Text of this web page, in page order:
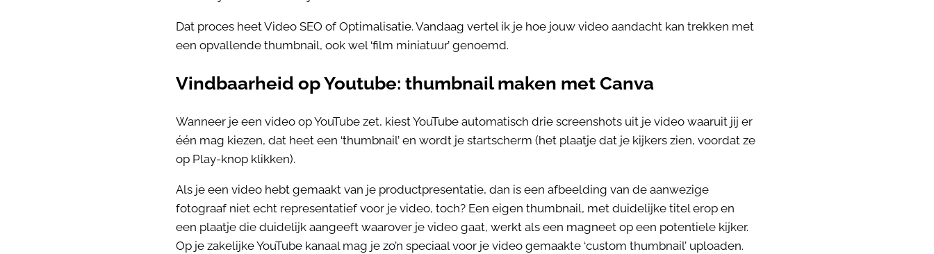
Dat proces heet Video SEO of Optimalisatie. Vandaag vertel ik je hoe jouw video aandacht kan trekken met
een opvallende thumbnail, ook wel ‘film miniatuur’ genoemd.
Vindbaarheid op Youtube: thumbnail maken met Canva
Wanneer je een video op YouTube zet, kiest YouTube automatisch drie screenshots uit je video waaruit jij er
één mag kiezen, dat heet een ‘thumbnail’ en wordt je startscherm (het plaatje dat je kijkers zien, voordat ze
op Play-knop klikken).
Als je een video hebt gemaakt van je productpresentatie, dan is een afbeelding van de aanwezige
fotograaf niet echt representatief voor je video, toch? Een eigen thumbnail, met duidelijke titel erop en
een plaatje die duidelijk aangeeft waarover je video gaat, werkt als een magneet op een potentiele kijker.
Op je zakelijke YouTube kanaal mag je zo’n speciaal voor je video gemaakte ‘custom thumbnail’ uploaden.